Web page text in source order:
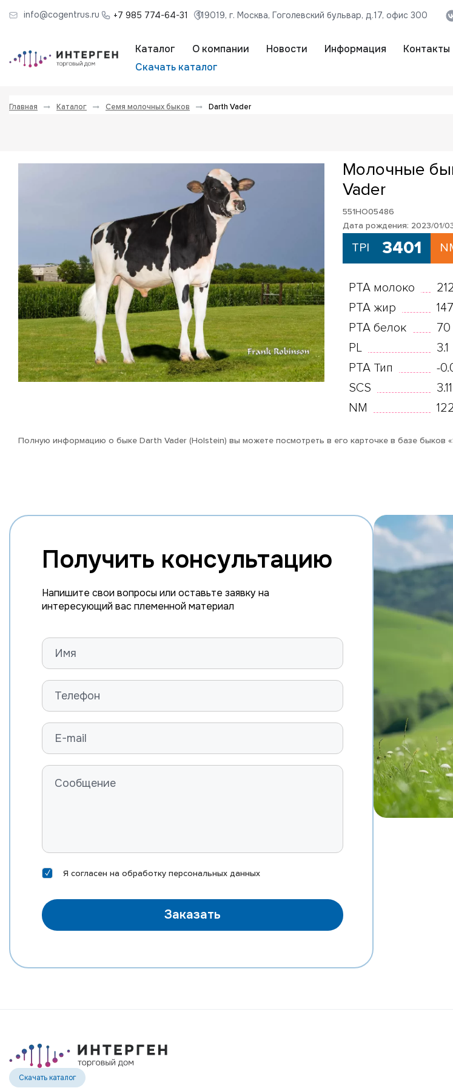
info@cogentrus.ru +7 985 774-64-31 119019, г. Москва, Гоголевский бульвар, д.17, офис 300
Каталог О компании Новости Информация Контакты
Скачать каталог
Главная Каталог Семя молочных быков Darth Vader
Молочные
Vader
551HO05486
Дата рождения: 2023/01/
TPI 3401
PTA молоко
PTA жир
147
PTA белок
70
PL
3.1
PTA Тип
-
SCS
3.11
NM
Полную информацию о быке Darth Vader (Holstein) вы можете посмотреть в его карточке в базе быков
Получить консультацию
Напишите свои вопросы или оставьте заявку на
интересующий вас племенной материал
Я согласен на обработку персональных данных
Заказать
Скачать каталог